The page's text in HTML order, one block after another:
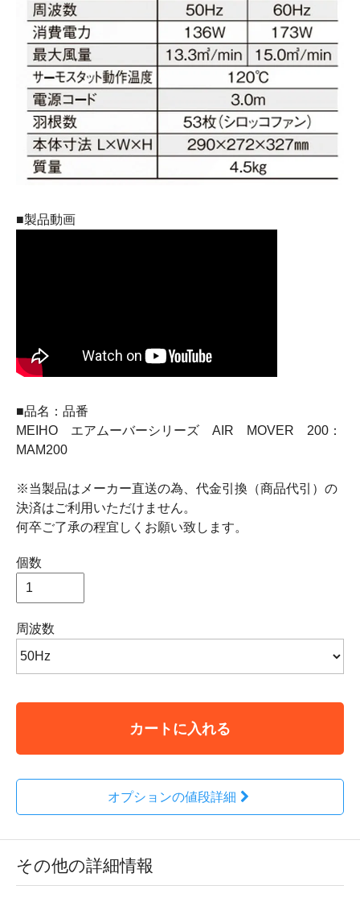
■製品動画
■品名：品番
MEIHO エアムーバーシリーズ AIR MOVER 200：
MAM200
※当製品はメーカー直送の為、代金引換（商品代引）の
決済はご利用いただけません。
何卒ご了承の程宜しくお願い致します。
個数
周波数
カートに入れる
オプションの値段詳細
その他の詳細情報